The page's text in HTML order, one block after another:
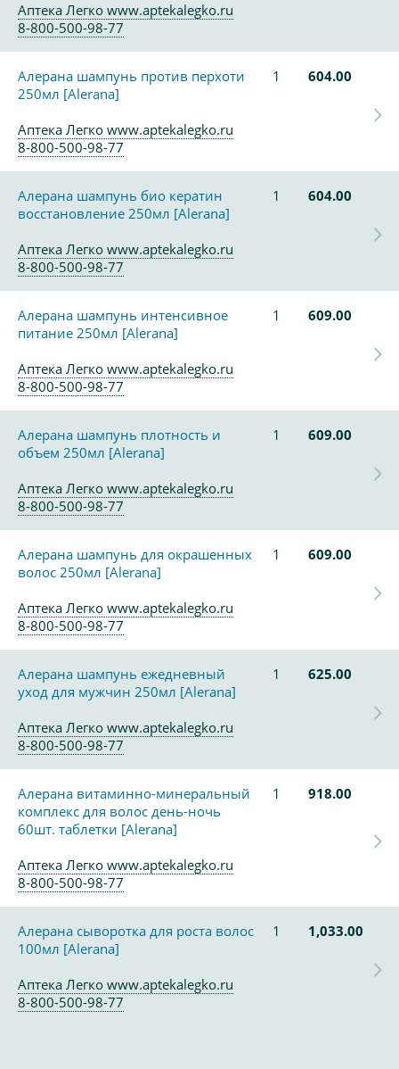
Аптека Легко www.aptekalegko.ru
8-800-500-98-77
Алерана шампунь против перхоти
250мл [Alerana]
1 604.00
Аптека Легко www.aptekalegko.ru
8-800-500-98-77
Алерана шампунь био кератин
восстановление 250мл [Alerana]
1 604.00
Аптека Легко www.aptekalegko.ru
8-800-500-98-77
Алерана шампунь интенсивное
питание 250мл [Alerana]
1 609.00
Аптека Легко www.aptekalegko.ru
8-800-500-98-77
Алерана шампунь плотность и
объем 250мл [Alerana]
1 609.00
Аптека Легко www.aptekalegko.ru
8-800-500-98-77
Алерана шампунь для окрашенных
волос 250мл [Alerana]
1 609.00
Аптека Легко www.aptekalegko.ru
8-800-500-98-77
Алерана шампунь ежедневный
уход для мужчин 250мл [Alerana]
1 625.00
Аптека Легко www.aptekalegko.ru
8-800-500-98-77
Алерана витаминно-минеральный
комплекс для волос день-ночь
60шт. таблетки [Alerana]
1 918.00
Аптека Легко www.aptekalegko.ru
8-800-500-98-77
Алерана сыворотка для роста волос
100мл [Alerana]
1 1,033.00
Аптека Легко www.aptekalegko.ru
8-800-500-98-77